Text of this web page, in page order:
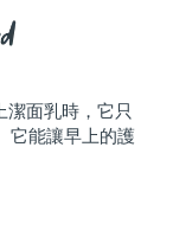
面乳時，它只
它能讓早上的護